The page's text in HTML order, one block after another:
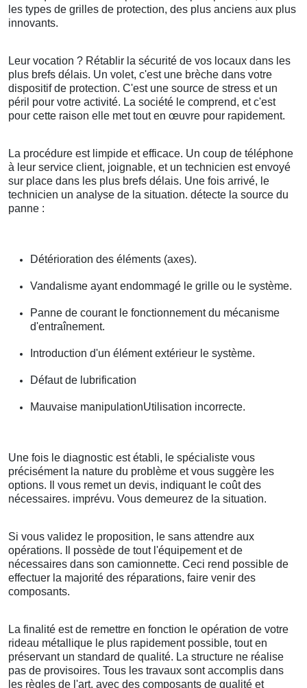
les types de grilles de protection, des plus anciens aux plus
innovants.
Leur vocation ? Rétablir la sécurité de vos locaux dans les
plus brefs délais. Un volet, c'est une brèche dans votre
dispositif de protection. C'est une source de stress et un
péril pour votre activité. La société le comprend, et c'est
pour cette raison elle met tout en œuvre pour rapidement.
La procédure est limpide et efficace. Un coup de téléphone
à leur service client, joignable, et un technicien est envoyé
sur place dans les plus brefs délais. Une fois arrivé, le
technicien un analyse de la situation. détecte la source du
panne :
Détérioration des éléments (axes).
Vandalisme ayant endommagé le grille ou le système.
Panne de courant le fonctionnement du mécanisme
d'entraînement.
Introduction d'un élément extérieur le système.
Défaut de lubrification
Mauvaise manipulationUtilisation incorrecte.
Une fois le diagnostic est établi, le spécialiste vous
précisément la nature du problème et vous suggère les
options. Il vous remet un devis, indiquant le coût des
nécessaires. imprévu. Vous demeurez de la situation.
Si vous validez le proposition, le sans attendre aux
opérations. Il possède de tout l'équipement et de
nécessaires dans son camionnette. Ceci rend possible de
effectuer la majorité des réparations, faire venir des
composants.
La finalité est de remettre en fonction le opération de votre
rideau métallique le plus rapidement possible, tout en
préservant un standard de qualité. La structure ne réalise
pas de provisoires. Tous les travaux sont accomplis dans
les règles de l'art, avec des composants de qualité et